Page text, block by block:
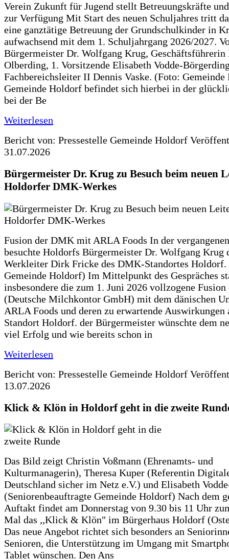
Verein Zukunft für Jugend stellt Betreuungskräfte
zur Verfügung Mit Start des neuen Schuljahres tritt
eine ganztätige Betreuung der Grundschulkinder in
aufwachsend mit dem 1. Schuljahrgang 2026/2027.
Bürgermeister Dr. Wolfgang Krug, Geschäftsführerin
Olberding, 1. Vorsitzende Elisabeth Vodde-
Fachbereichsleiter II Dennis Vaske. (Foto:
Gemeinde Holdorf befindet sich hierbei in der
bei der Be
Weiterlesen
Bericht von: Pressestelle Gemeinde Holdorf
31.07.2026
Bürgermeister Dr. Krug zu Besuch beim neuen
Holdorfer DMK-Werkes
Fusion der DMK mit ARLA Foods In der
besuchte Holdorfs Bürgermeister Dr. Wolfgang Krug
Werkleiter Dirk Fricke des DMK-Standortes Holdorf.
Gemeinde Holdorf) Im Mittelpunkt des Gespräches
insbesondere die zum 1. Juni 2026 vollzogene
(Deutsche Milchkontor GmbH) mit dem dänischen
ARLA Foods und deren zu erwartende Auswirkungen
Standort Holdorf. der Bürgermeister wünschte dem
viel Erfolg und wie bereits schon in
Weiterlesen
Bericht von: Pressestelle Gemeinde Holdorf
13.07.2026
Klick & Klön in Holdorf geht in die zweite
Das Bild zeigt Christin Voßmann (Ehrenamts- und
Kulturmanagerin), Theresa Kuper (Referentin
Deutschland sicher im Netz e.V.) und Elisabeth
(Seniorenbeauftragte Gemeinde Holdorf) Nach dem
Auftakt findet am Donnerstag von 9.30 bis 11 Uhr
Mal das ,,Klick & Klön" im Bürgerhaus Holdorf
Das neue Angebot richtet sich besonders an
Senioren, die Unterstützung im Umgang mit
Tablet wünschen. Den Ans